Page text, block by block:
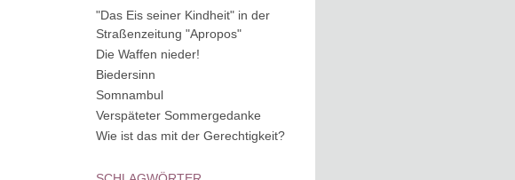
"Das Eis seiner Kindheit" in der
Straßenzeitung "Apropos"
Die Waffen nieder!
Biedersinn
Somnambul
Verspäteter Sommergedanke
Wie ist das mit der Gerechtigkeit?